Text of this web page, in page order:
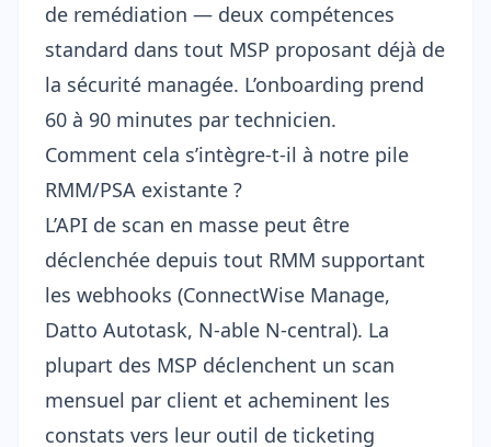
de remédiation — deux compétences
standard dans tout MSP proposant déjà de
la sécurité managée. L’onboarding prend
60 à 90 minutes par technicien.
Comment cela s’intègre-t-il à notre pile
RMM/PSA existante ?
L’API de scan en masse peut être
déclenchée depuis tout RMM supportant
les webhooks (ConnectWise Manage,
Datto Autotask, N-able N-central). La
plupart des MSP déclenchent un scan
mensuel par client et acheminent les
constats vers leur outil de ticketing